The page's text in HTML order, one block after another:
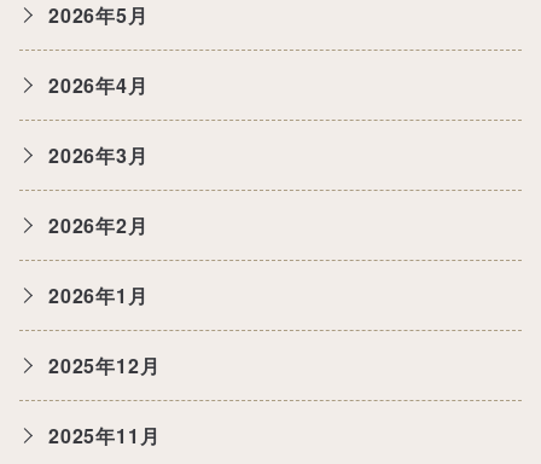
2026年5月
2026年4月
2026年3月
2026年2月
2026年1月
2025年12月
2025年11月